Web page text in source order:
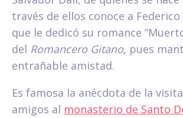
través de ellos conoce a
que le dedicó su romance
del Romancero Gitano, pues
entrañable amistad.
Es famosa la anécdota de la
amigos al monasterio de Santo